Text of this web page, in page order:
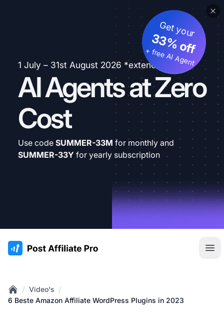
1 July – 31st August 2026 *extended
AI Agents at Zero
Cost
Get your
33% off
+ free AI Agent
Use code SUMMER-33M for monthly and
SUMMER-33Y for yearly subscription
:site.title
Home
/ Video's /
6 Beste Amazon Affiliate WordPress Plugins in 2023